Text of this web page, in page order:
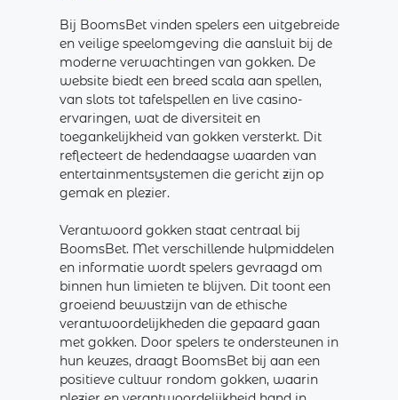
Bij BoomsBet vinden spelers een uitgebreide
en veilige speelomgeving die aansluit bij de
moderne verwachtingen van gokken. De
website biedt een breed scala aan spellen,
van slots tot tafelspellen en live casino-
ervaringen, wat de diversiteit en
toegankelijkheid van gokken versterkt. Dit
reflecteert de hedendaagse waarden van
entertainmentsystemen die gericht zijn op
gemak en plezier.
Verantwoord gokken staat centraal bij
BoomsBet. Met verschillende hulpmiddelen
en informatie wordt spelers gevraagd om
binnen hun limieten te blijven. Dit toont een
groeiend bewustzijn van de ethische
verantwoordelijkheden die gepaard gaan
met gokken. Door spelers te ondersteunen in
hun keuzes, draagt BoomsBet bij aan een
positieve cultuur rondom gokken, waarin